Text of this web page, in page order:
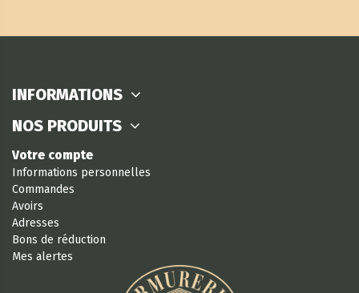
INFORMATIONS
NOS PRODUITS
Votre compte
Informations personnelles
Commandes
Avoirs
Adresses
Bons de réduction
Mes alertes